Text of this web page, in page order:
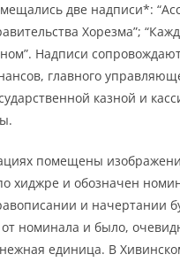
две надписи*:
Хорезма”;
Надписи
главного
казной и
помещены
хиджре и обозначен
и начертании
номинала и было,
единица. В